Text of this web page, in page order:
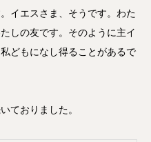
イエスさま、そうです。わた
しの友です。そのように主イ
どもになし得ることがあるで
ておりました。